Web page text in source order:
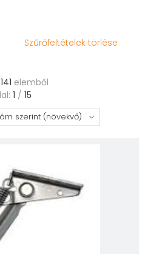
Szűrőfeltételek törlése
141 elemből
1 / 15